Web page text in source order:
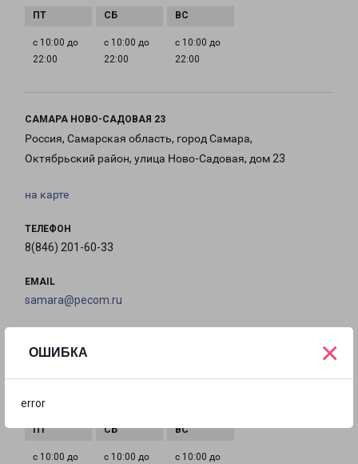
ОШИБКА
error
×
с 10:00 до
22:00
с 10:00 до
22:00
с 10:00 до
22:00
САМАРА НОВО-САДОВАЯ 23
Россия, Самарская область, город Самара,
Октябрьский район, улица Ново-Садовая, дом 23
на карте
ТЕЛЕФОН
8(846) 201-60-33
EMAIL
samara@pecom.ru
20:00
с 10:00 до
с 10:00 до
с 10:00 до